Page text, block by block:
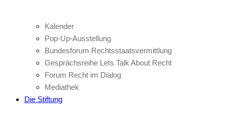
Kalender
Pop-Up-Ausstellung
Bundesforum Rechtsstaatsvermittlung
Gesprächsreihe Lets Talk About Recht
Forum Recht im Dialog
Mediathek
Die Stiftung